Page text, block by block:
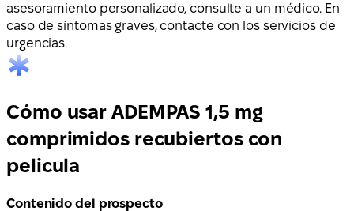
asesoramiento personalizado, consulte a un médico. En
caso de síntomas graves, contacte con los servicios de
urgencias.
Cómo usar ADEMPAS 1,5 mg
comprimidos recubiertos con
pelicula
Contenido del prospecto